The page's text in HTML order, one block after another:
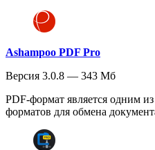
Ashampoo PDF Pro
Версия 3.0.8 — 343 Мб
PDF-формат является одним
форматов для обмена